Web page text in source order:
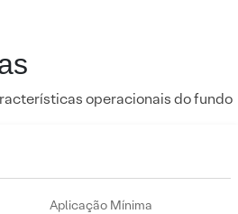
operacionais do fundo
Aplicação Mínima